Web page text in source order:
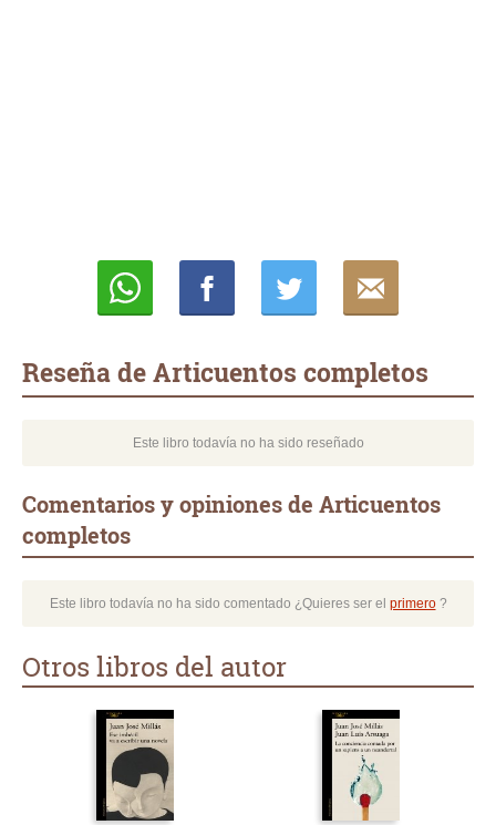
Reseña de Articuentos completos
Este libro todavía no ha sido reseñado
Comentarios y opiniones de Articuentos
completos
Este libro todavía no ha sido comentado ¿Quieres ser el primero?
Otros libros del autor